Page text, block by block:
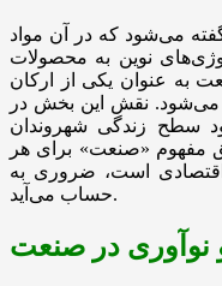
می‌شود که در آن مواد
نوین به محصولات
به عنوان یکی از ارکان
می‌شود. نقش این بخش در
سطح زندگی شهروندان
مفهوم «صنعت» برای هر
است، ضروری به
حساب می‌آید.
نوآوری در صنعت